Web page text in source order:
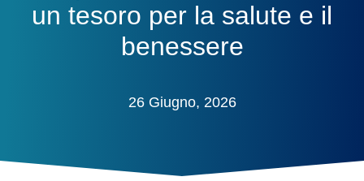
un tesoro per la salute e il
benessere
26 Giugno, 2026